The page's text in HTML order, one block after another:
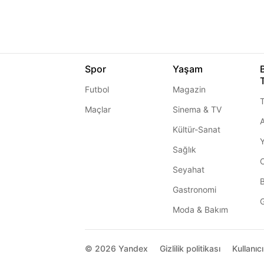
Spor
Futbol
Maçlar
Yaşam
Magazin
Sinema & TV
Kültür-Sanat
Sağlık
Seyahat
Gastronomi
Moda & Bakım
© 2026 Yandex Gizlilik politikası